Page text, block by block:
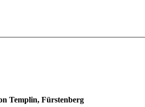
Templin, Fürstenberg